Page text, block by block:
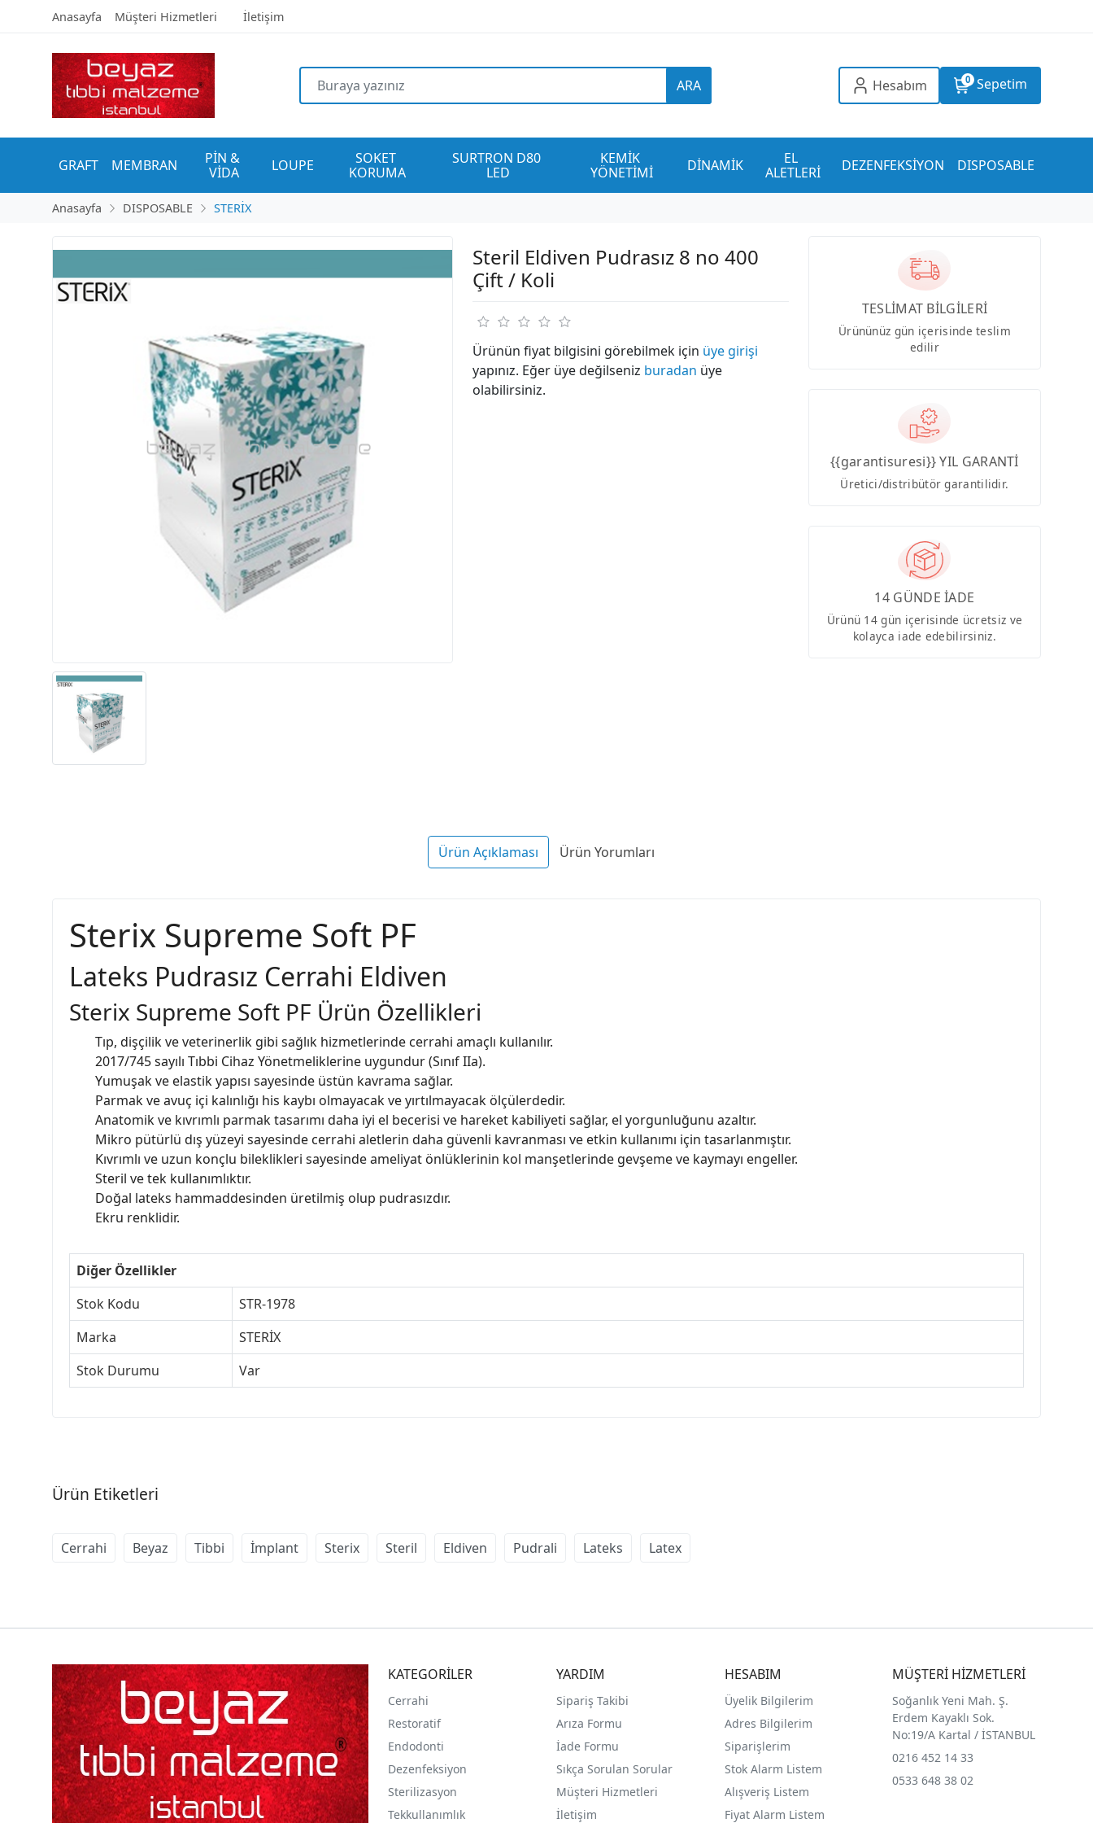
Anasayfa Müşteri Hizmetleri İletişim
ARA Hesabım 0 Sepetim
GRAFT MEMBRAN
PİN &
VİDA
LOUPE
SOKET
KORUMA
SURTRON D80
LED
KEMİK
YÖNETİMİ
DİNAMİK
EL
ALETLERİ
DEZENFEKSİYON DISPOSABLE
Anasayfa DISPOSABLE STERİX
Steril Eldiven Pudrasız 8 no 400
Çift / Koli
Ürünün fiyat bilgisini görebilmek için üye girişi
yapınız. Eğer üye değilseniz buradan üye
olabilirsiniz.
TESLİMAT BİLGİLERİ
Ürününüz gün içerisinde teslim
edilir
{{garantisuresi}} YIL GARANTİ
Üretici/distribütör garantilidir.
14 GÜNDE İADE
Ürünü 14 gün içerisinde ücretsiz ve
kolayca iade edebilirsiniz.
Ürün Açıklaması Ürün Yorumları
Sterix Supreme Soft PF
Lateks Pudrasız Cerrahi Eldiven
Sterix Supreme Soft PF Ürün Özellikleri
Tıp, dişçilik ve veterinerlik gibi sağlık hizmetlerinde cerrahi amaçlı kullanılır.
2017/745 sayılı Tıbbi Cihaz Yönetmeliklerine uygundur (Sınıf IIa).
Yumuşak ve elastik yapısı sayesinde üstün kavrama sağlar.
Parmak ve avuç içi kalınlığı his kaybı olmayacak ve yırtılmayacak ölçülerdedir.
Anatomik ve kıvrımlı parmak tasarımı daha iyi el becerisi ve hareket kabiliyeti sağlar, el yorgunluğunu azaltır.
Mikro pütürlü dış yüzeyi sayesinde cerrahi aletlerin daha güvenli kavranması ve etkin kullanımı için tasarlanmıştır.
Kıvrımlı ve uzun konçlu bileklikleri sayesinde ameliyat önlüklerinin kol manşetlerinde gevşeme ve kaymayı engeller.
Steril ve tek kullanımlıktır.
Doğal lateks hammaddesinden üretilmiş olup pudrasızdır.
Ekru renklidir.
Diğer Özellikler
Stok Kodu
STR-1978
Marka
STERİX
Stok Durumu
Var
Ürün Etiketleri
Cerrahi Beyaz Tibbi İmplant Sterix Steril Eldiven Pudrali Lateks Latex
KATEGORİLER
Cerrahi
Restoratif
Endodonti
Dezenfeksiyon
Sterilizasyon
Tekkullanımlık
YARDIM
Sipariş Takibi
Arıza Formu
İade Formu
Sıkça Sorulan Sorular
Müşteri Hizmetleri
İletişim
HESABIM
Üyelik Bilgilerim
Adres Bilgilerim
Siparişlerim
Stok Alarm Listem
Alışveriş Listem
Fiyat Alarm Listem
MÜŞTERİ HİZMETLERİ
Soğanlık Yeni Mah. Ş.
Erdem Kayaklı Sok.
No:19/A Kartal / İSTANBUL
0216 452 14 33
0533 648 38 02